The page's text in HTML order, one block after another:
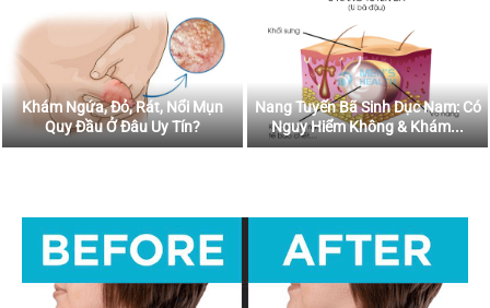
Khám Ngứa, Đỏ, Rát, Nổi Mụn
Quy Đầu Ở Đâu Uy Tín?
Nang Tuyến Bã Sinh Dục Nam: Có
Nguy Hiểm Không & Khám...